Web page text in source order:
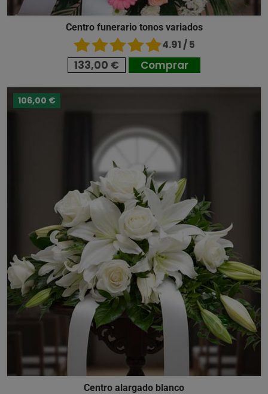
Centro funerario tonos variados
4.91 / 5
133,00 € Comprar
106,00 €
Centro alargado blanco